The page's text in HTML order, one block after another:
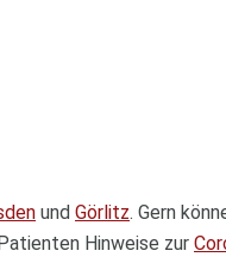
und Görlitz. Gern
Hinweise zur